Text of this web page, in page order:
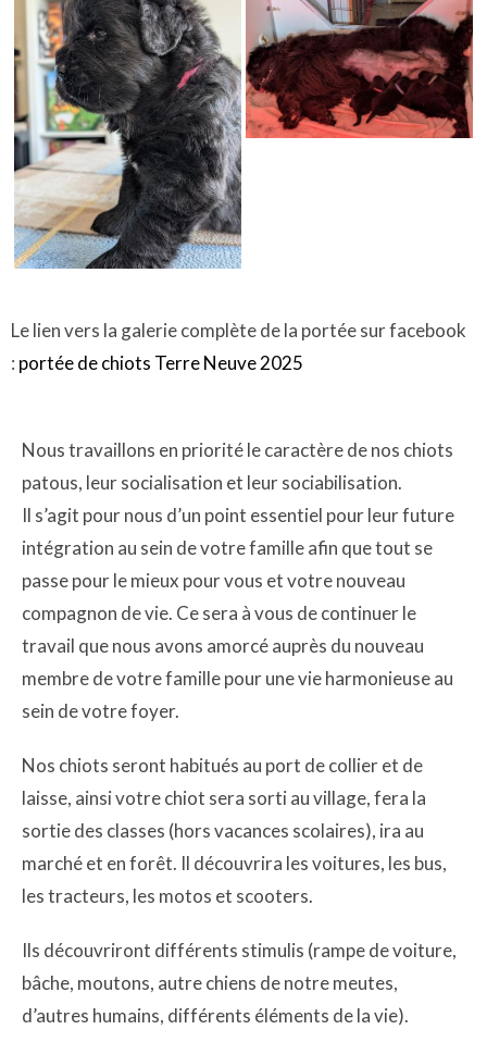
Le lien vers la galerie complète de la portée sur facebook
: portée de chiots Terre Neuve 2025
Nous travaillons en priorité le caractère de nos chiots
patous, leur socialisation et leur sociabilisation.
Il s’agit pour nous d’un point essentiel pour leur future
intégration au sein de votre famille afin que tout se
passe pour le mieux pour vous et votre nouveau
compagnon de vie. Ce sera à vous de continuer le
travail que nous avons amorcé auprès du nouveau
membre de votre famille pour une vie harmonieuse au
sein de votre foyer.
Nos chiots seront habitués au port de collier et de
laisse, ainsi votre chiot sera sorti au village, fera la
sortie des classes (hors vacances scolaires), ira au
marché et en forêt. Il découvrira les voitures, les bus,
les tracteurs, les motos et scooters.
Ils découvriront différents stimulis (rampe de voiture,
bâche, moutons, autre chiens de notre meutes,
d’autres humains, différents éléments de la vie).